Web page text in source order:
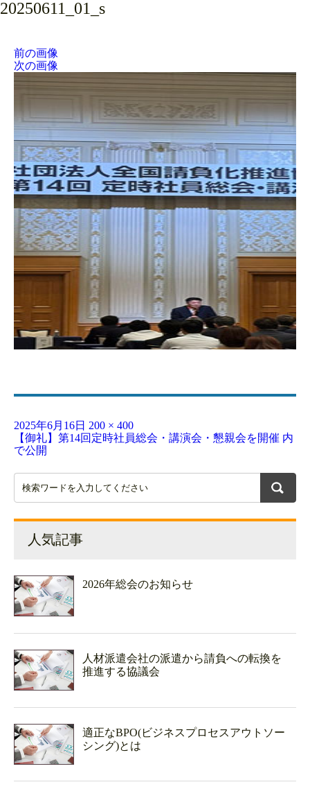
前の画像
次の画像
20250611_01_s
投
稿
日:
2025年6月16日 フ
ル
ズ
200 × 400
投
稿
ナ
ビ
ゲ
ー
シ
ン
【御礼】第14回定時社員総会・講演会・懇親会を開催 内
で公開
人気記事
2026年総会のお知らせ
人材派遣会社の派遣から請負への転換を
推進する協議会
適正なBPO(ビジネスプロセスアウトソー
シング)とは